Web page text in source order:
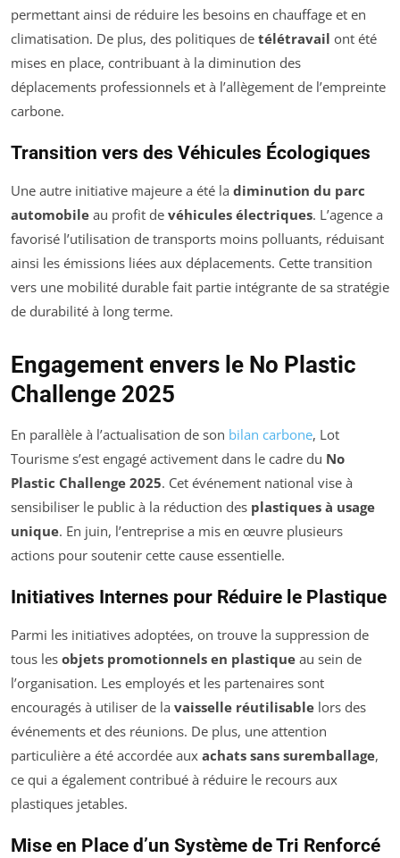
permettant ainsi de réduire les besoins en chauffage et en
climatisation. De plus, des politiques de télétravail ont été
mises en place, contribuant à la diminution des
déplacements professionnels et à l’allègement de l’empreinte
carbone.
Transition vers des Véhicules Écologiques
Une autre initiative majeure a été la diminution du parc
automobile au profit de véhicules électriques. L’agence a
favorisé l’utilisation de transports moins polluants, réduisant
ainsi les émissions liées aux déplacements. Cette transition
vers une mobilité durable fait partie intégrante de sa stratégie
de durabilité à long terme.
Engagement envers le No Plastic
Challenge 2025
En parallèle à l’actualisation de son bilan carbone, Lot
Tourisme s’est engagé activement dans le cadre du No
Plastic Challenge 2025. Cet événement national vise à
sensibiliser le public à la réduction des plastiques à usage
unique. En juin, l’entreprise a mis en œuvre plusieurs
actions pour soutenir cette cause essentielle.
Initiatives Internes pour Réduire le Plastique
Parmi les initiatives adoptées, on trouve la suppression de
tous les objets promotionnels en plastique au sein de
l’organisation. Les employés et les partenaires sont
encouragés à utiliser de la vaisselle réutilisable lors des
événements et des réunions. De plus, une attention
particulière a été accordée aux achats sans suremballage,
ce qui a également contribué à réduire le recours aux
plastiques jetables.
Mise en Place d’un Système de Tri Renforcé